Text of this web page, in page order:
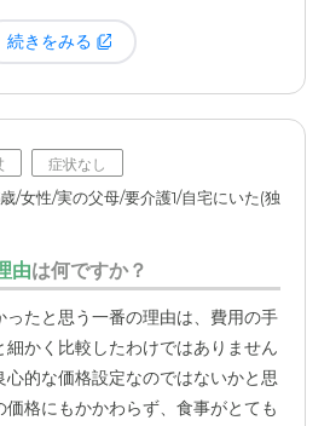
続きをみる
症状なし
/女性/実の父母/要介護1/自宅にいた(独
由は何ですか？
ったと思う一番の理由は、費用の手
かく比較したわけではありません
的な価格設定なのではないかと思
格にもかかわらず、食事がとても